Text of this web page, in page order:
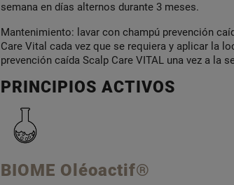
semana en días alternos durante 3 meses.
Mantenimiento: lavar con champú prevención
Care Vital cada vez que se requiera y aplicar la
prevención caída Scalp Care VITAL una vez a la
PRINCIPIOS ACTIVOS
BIOME Oléoactif®